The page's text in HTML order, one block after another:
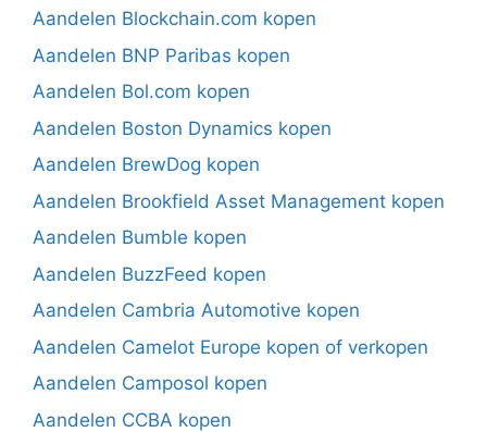
Aandelen Blockchain.com kopen
Aandelen BNP Paribas kopen
Aandelen Bol.com kopen
Aandelen Boston Dynamics kopen
Aandelen BrewDog kopen
Aandelen Brookfield Asset Management kopen
Aandelen Bumble kopen
Aandelen BuzzFeed kopen
Aandelen Cambria Automotive kopen
Aandelen Camelot Europe kopen of verkopen
Aandelen Camposol kopen
Aandelen CCBA kopen